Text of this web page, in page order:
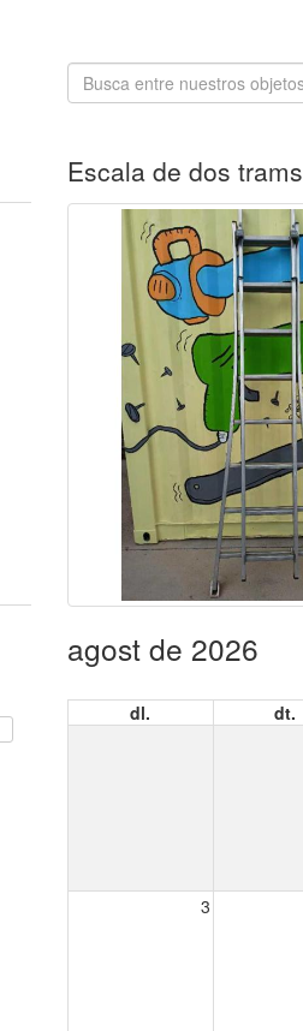
Escala de dos trams
agost de 2026
dl. dt.
3